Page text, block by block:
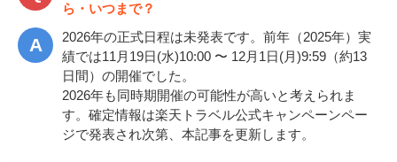
ら・いつまで？
2026年の正式日程は未発表です。前年（2025年）実
績では11月19日(水)10:00 〜 12月1日(月)9:59（約13
日間）の開催でした。
2026年も同時期開催の可能性が高いと考えられま
す。確定情報は楽天トラベル公式キャンペーンペー
ジで発表され次第、本記事を更新します。